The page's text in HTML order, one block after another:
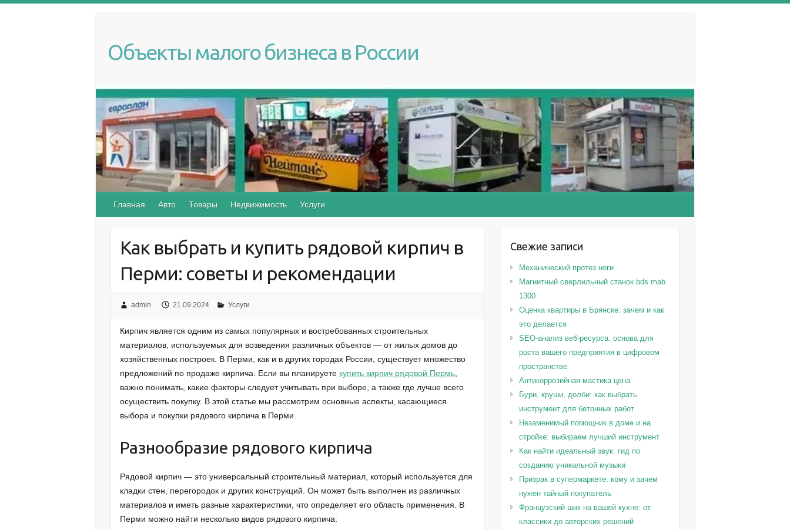
Объекты малого бизнеса в России
Главная Авто Товары Недвижимость Услуги
Как выбрать и купить рядовой кирпич в
Перми: советы и рекомендации
admin 21.09.2024 Услуги
Кирпич является одним из самых популярных и востребованных строительных
материалов, используемых для возведения различных объектов — от жилых домов до
хозяйственных построек. В Перми, как и в других городах России, существует множество
предложений по продаже кирпича. Если вы планируете купить кирпич рядовой Пермь,
важно понимать, какие факторы следует учитывать при выборе, а также где лучше всего
осуществить покупку. В этой статье мы рассмотрим основные аспекты, касающиеся
выбора и покупки рядового кирпича в Перми.
Разнообразие рядового кирпича
Рядовой кирпич — это универсальный строительный материал, который используется для
кладки стен, перегородок и других конструкций. Он может быть выполнен из различных
материалов и иметь разные характеристики, что определяет его область применения. В
Перми можно найти несколько видов рядового кирпича:
Свежие записи
Механический протез ноги
Магнитный сверлильный станок bds mab
1300
Оценка квартиры в Брянске: зачем и как
это делается
SEO-анализ веб-ресурса: основа для
роста вашего предприятия в цифровом
пространстве
Антикоррозийная мастика цена
Бури, круши, долби: как выбрать
инструмент для бетонных работ
Незаменимый помощник в доме и на
стройке: выбираем лучший инструмент
Как найти идеальный звук: гид по
созданию уникальной музыки
Призрак в супермаркете: кому и зачем
нужен тайный покупатель
Французский шик на вашей кухне: от
классики до авторских решений